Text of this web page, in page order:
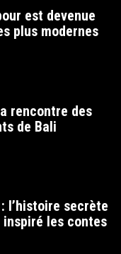
est devenue
plus modernes
rencontre des
de Bali
l’histoire secrète
les contes